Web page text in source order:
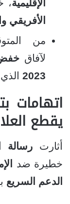
الإقليمية،
الأفريقي
من
لآفاقخفض
2023
اتهامات
يقطع
أثارترسالة
خطيرة ضد
الدعم السريع